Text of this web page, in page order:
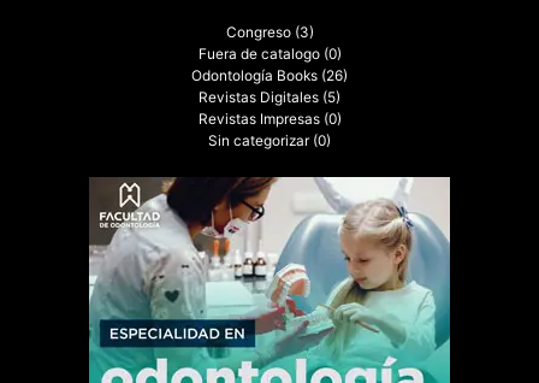
Congreso (3)
Fuera de catalogo (0)
Odontología Books (26)
Revistas Digitales (5)
Revistas Impresas (0)
Sin categorizar (0)